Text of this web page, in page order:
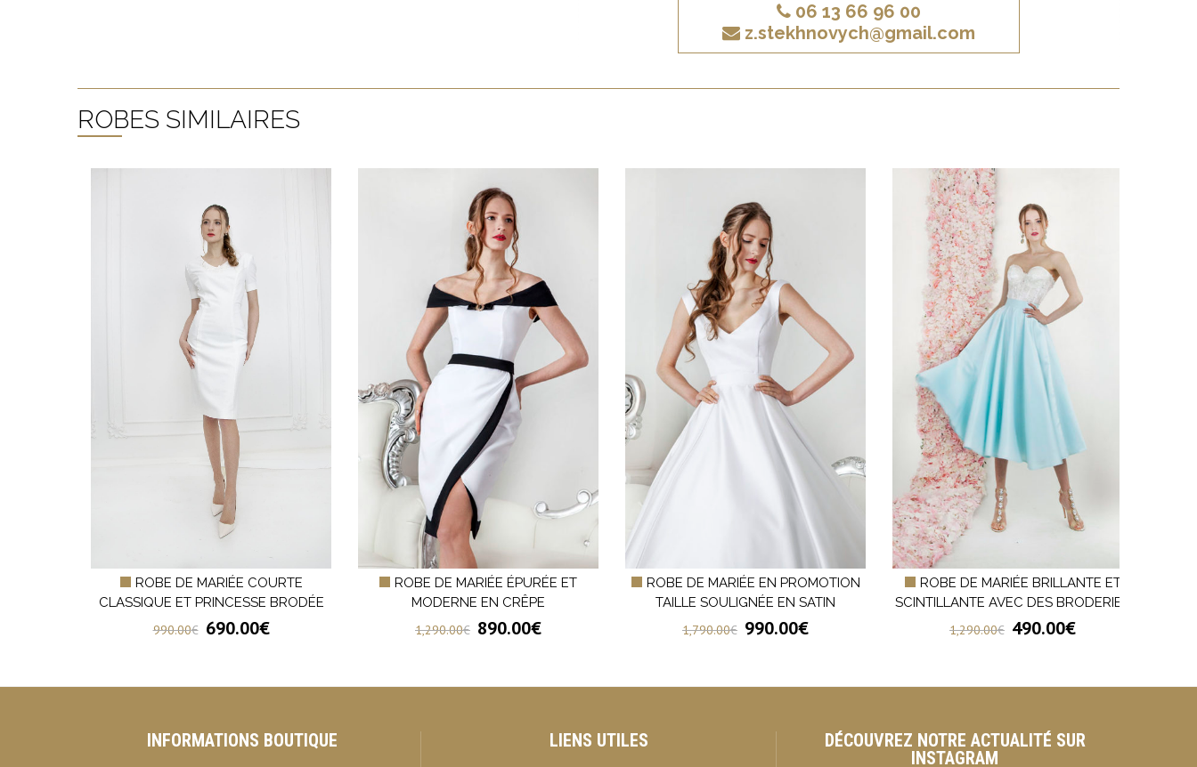
06 13 66 96 00
z.stekhnovych@gmail.com
ROBES SIMILAIRES
ROBE DE MARIÉE COURTE
CLASSIQUE ET PRINCESSE BRODÉE
990.00€ 690.00€
ROBE DE MARIÉE ÉPURÉE ET
MODERNE EN CRÊPE
1,290.00€ 890.00€
ROBE DE MARIÉE EN PROMOTION
TAILLE SOULIGNÉE EN SATIN
1,790.00€ 990.00€
ROBE DE MARIÉE BRILLANTE ET
SCINTILLANTE AVEC DES BRODERIES
1,290.00€ 490.00€
INFORMATIONS BOUTIQUE LIENS UTILES
DÉCOUVREZ NOTRE ACTUALITÉ SUR
INSTAGRAM